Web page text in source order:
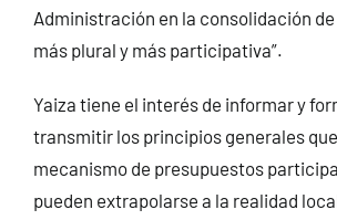
Administración en la consolidación
más plural y más participativa”.
Yaiza tiene el interés de informar y
transmitir los principios generales
mecanismo de presupuestos
pueden extrapolarse a la realidad